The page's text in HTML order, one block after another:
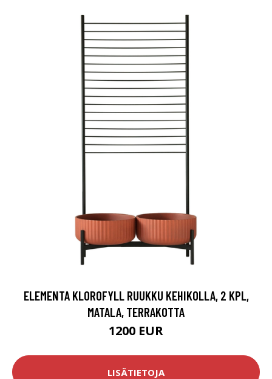
ELEMENTA KLOROFYLL RUUKKU KEHIKOLLA, 2 KPL,
MATALA, TERRAKOTTA
1200 EUR
LISÄTIETOJA